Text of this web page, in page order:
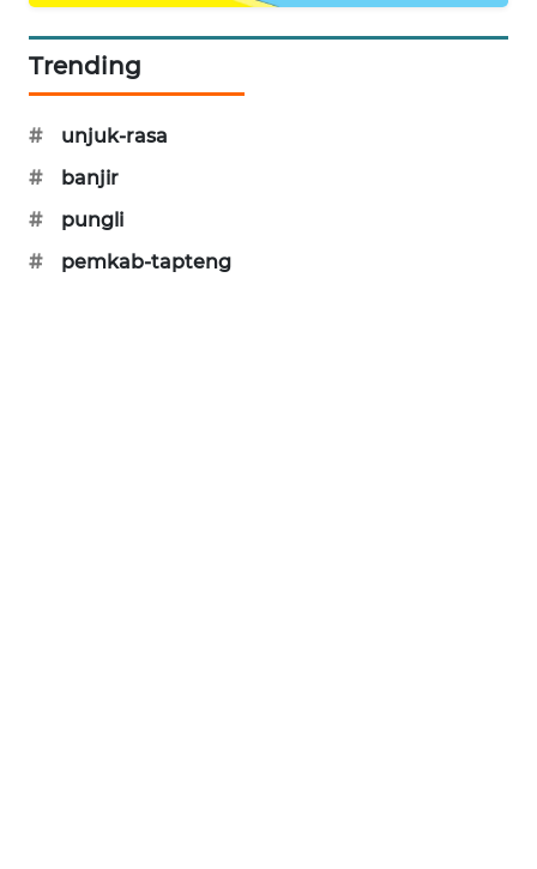
Trending
#
unjuk-rasa
#
banjir
#
pungli
#
pemkab-tapteng
MARITIM
HUMBANG
NEWS
GARONGGANG
NEWS
FISUELRI